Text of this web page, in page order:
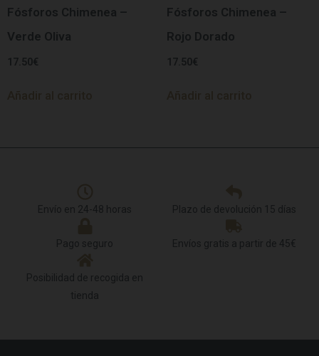
Fósforos Chimenea –
Verde Oliva
17.50€
Fósforos Chimenea –
Rojo Dorado
17.50€
Envío en 24-48 horas Plazo de devolución 15 días
Pago seguro Envíos gratis a partir de 45€
Posibilidad de recogida en
tienda